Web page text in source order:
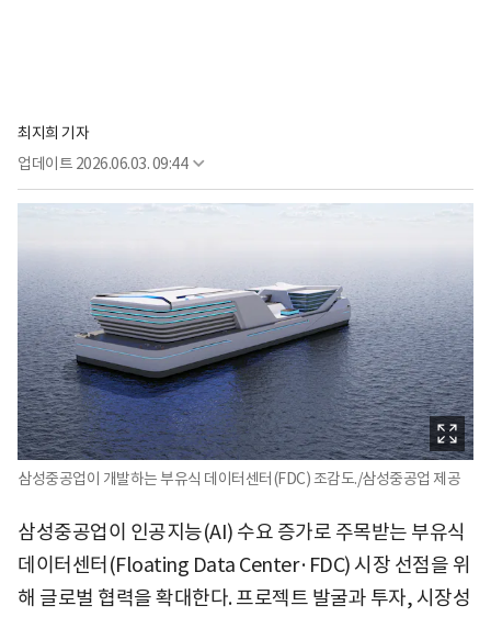
최지희 기자
업데이트 2026.06.03. 09:44
삼성중공업이 개발하는 부유식 데이터센터(FDC) 조감도./삼성중공업 제공
삼성중공업이 인공지능(AI) 수요 증가로 주목받는 부유식
데이터센터(Floating Data Center·FDC) 시장 선점을 위
해 글로벌 협력을 확대한다. 프로젝트 발굴과 투자, 시장성